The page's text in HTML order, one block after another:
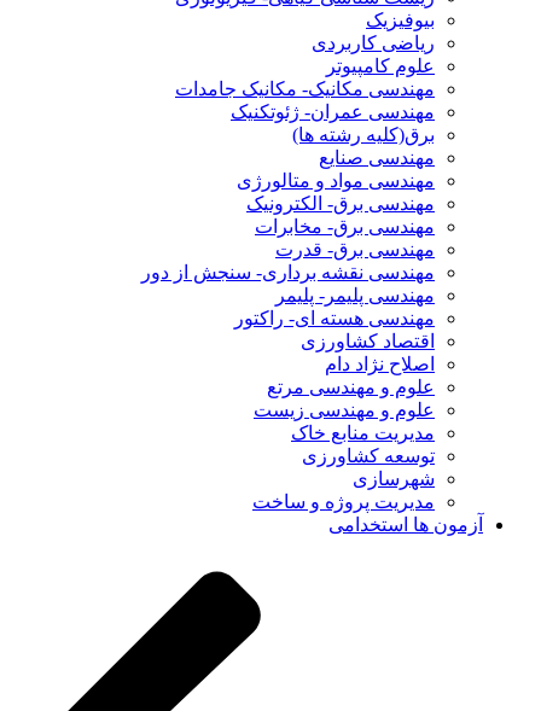
بیوفیزیک
ریاضی کاربردی
علوم کامپیوتر
مهندسی مکانیک- مکانیک جامدات
مهندسی عمران- ژئوتکنیک
برق(کلیه رشته ها)
مهندسی صنایع
مهندسی مواد و متالورژی
مهندسی برق- الکترونیک
مهندسی برق- مخابرات
مهندسی برق- قدرت
مهندسی نقشه برداری- سنجش از دور
مهندسی پلیمر- پلیمر
مهندسی هسته ای- راکتور
اقتصاد کشاورزی
اصلاح نژاد دام
علوم و مهندسی مرتع
علوم و مهندسی زیست
مدیریت منابع خاک
توسعه کشاورزی
شهرسازی
مدیریت پروژه و ساخت
آزمون ها استخدامی